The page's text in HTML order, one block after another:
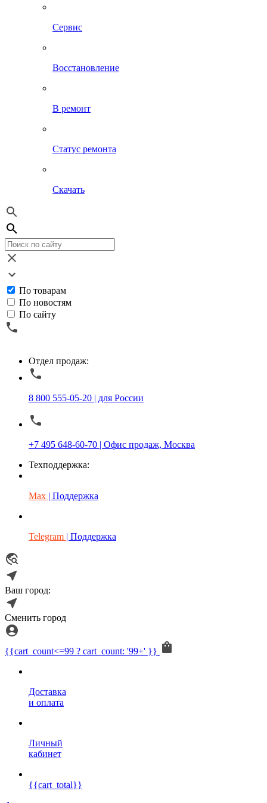
Сервис
Восстановление
В ремонт
Статус ремонта
Скачать
По товарам
По новостям
По сайту
Отдел продаж:
8 800 555-05-20 | для России
+7 495 648-60-70 | Офис продаж, Москва
Техподдержка:
Max | Поддержка
Telegram | Поддержка
Ваш город:
Сменить город
{{cart_count<=99 ? cart_count: '99+' }}
Доставка
и оплата
Личный
кабинет
{{cart_total}}